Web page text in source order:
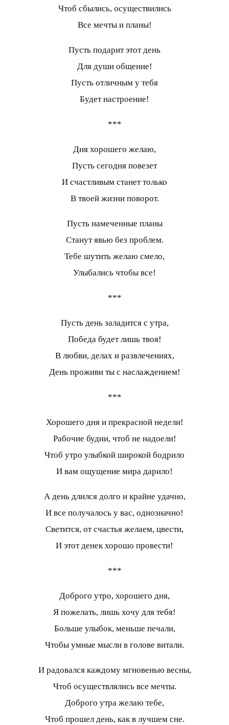
Чтоб сбылись, осуществились
Все мечты и планы!
Пусть подарит этот день
Для души общение!
Пусть отличным у тебя
Будет настроение!
***
Дня хорошего желаю,
Пусть сегодня повезет
И счастливым станет только
В твоей жизни поворот.
Пусть намеченные планы
Станут явью без проблем.
Тебе шутить желаю смело,
Улыбались чтобы все!
***
Пусть день заладится с утра,
Победа будет лишь твоя!
В любви, делах и развлечениях,
День проживи ты с наслаждением!
***
Хорошего дня и прекрасной недели!
Рабочие будни, чтоб не надоели!
Чтоб утро улыбкой широкой бодрило
И вам ощущение мира дарило!
А день длился долго и крайне удачно,
И все получалось у вас, однозначно!
Светится, от счастья желаем, цвести,
И этот денек хорошо провести!
***
Доброго утро, хорошего дня,
Я пожелать, лишь хочу для тебя!
Больше улыбок, меньше печали,
Чтобы умные мысли в голове витали.
И радовался каждому мгновенью весны,
Чтоб осуществлялись все мечты.
Доброго утра желаю тебе,
Чтоб прошел день, как в лучшем сне.